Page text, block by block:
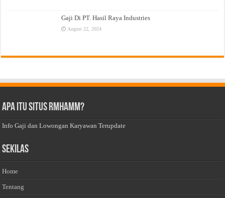
Gaji Di PT. Hasil Raya Industries
August 22, 2024
Apa Itu Situs Rmhamm?
Info Gaji dan Lowongan Karyawan Terupdate
Sekilas
Home
Tentang